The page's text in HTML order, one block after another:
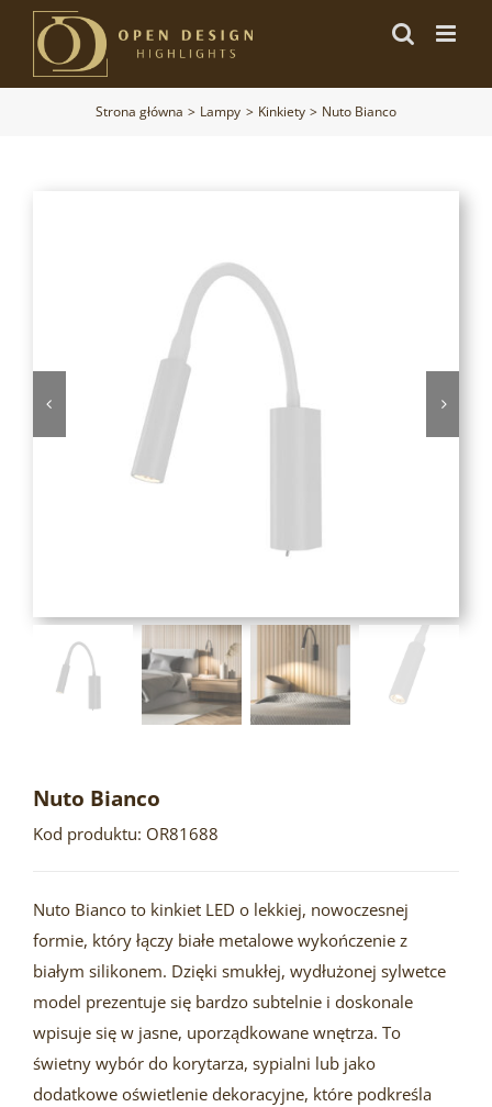
Przejdź
zawartości
Strona główna Lampy Kinkiety Nuto Bianco
Nuto Bianco
Kod produktu: OR81688
Nuto Bianco to kinkiet LED o lekkiej, nowoczesnej
formie, który łączy białe metalowe wykończenie z
białym silikonem. Dzięki smukłej, wydłużonej sylwetce
model prezentuje się bardzo subtelnie i doskonale
wpisuje się w jasne, uporządkowane wnętrza. To
świetny wybór do korytarza, sypialni lub jako
dodatkowe oświetlenie dekoracyjne, które podkreśla